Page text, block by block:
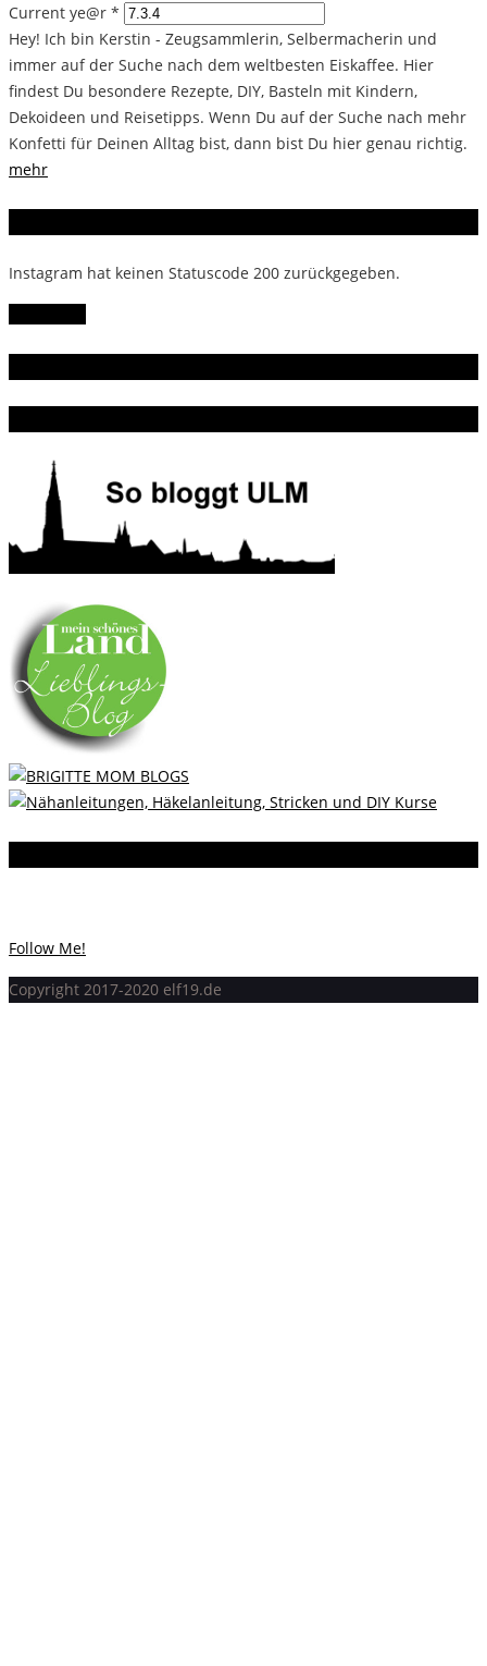
Current ye@r *
Hey! Ich bin Kerstin - Zeugsammlerin, Selbermacherin und
immer auf der Suche nach dem weltbesten Eiskaffee. Hier
findest Du besondere Rezepte, DIY, Basteln mit Kindern,
Dekoideen und Reisetipps. Wenn Du auf der Suche nach mehr
Konfetti für Deinen Alltag bist, dann bist Du hier genau richtig.
mehr
Instagram hat keinen Statuscode 200 zurückgegeben.
Follow Me!
Copyright 2017-2020 elf19.de